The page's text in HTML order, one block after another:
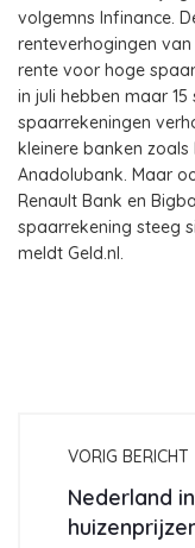
volgemns Infinance.
renteverhogingen
rente voor hoge
in juli hebben maar
spaarrekeningen
kleinere banken zoals
Anadolubank. Maar
Renault Bank en
spaarrekening steeg
meldt Geld.nl.
VORIG BERICHT
Nederland